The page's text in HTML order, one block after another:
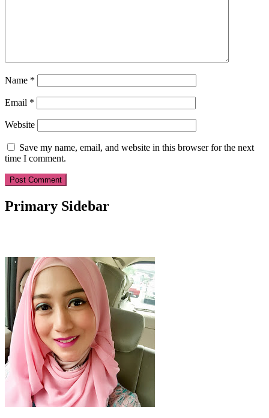
Name *
Email *
Website
Save my name, email, and website in this browser for the next
time I comment.
Primary Sidebar